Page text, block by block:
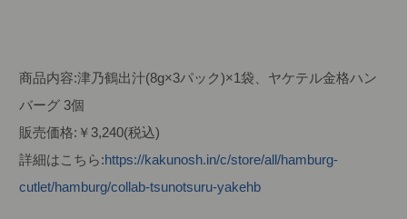
商品内容:津乃鶴出汁(8g×3パック)×1袋、ヤケテル金格ハン
バーグ 3個
販売価格:￥3,240(税込)
詳細はこちら:https://kakunosh.in/c/store/all/hamburg-
cutlet/hamburg/collab-tsunotsuru-yakehb